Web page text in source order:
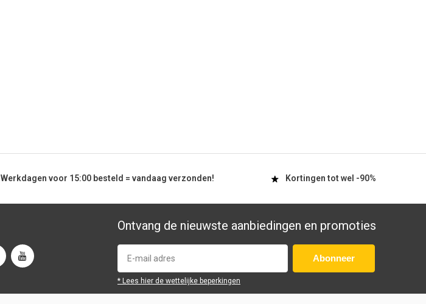
Werkdagen voor 15:00besteld = vandaag verzonden! Kortingen tot wel -90%
Ontvang de nieuwste aanbiedingen en promoties
Abonneer
* Lees hier de wettelijke beperkingen